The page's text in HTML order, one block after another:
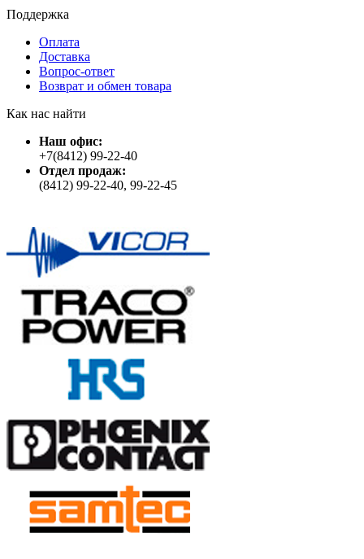
Поддержка
Оплата
Доставка
Вопрос-ответ
Возврат и обмен товара
Как нас найти
Наш офис:
+7(8412) 99-22-40
Отдел продаж:
(8412) 99-22-40, 99-22-45